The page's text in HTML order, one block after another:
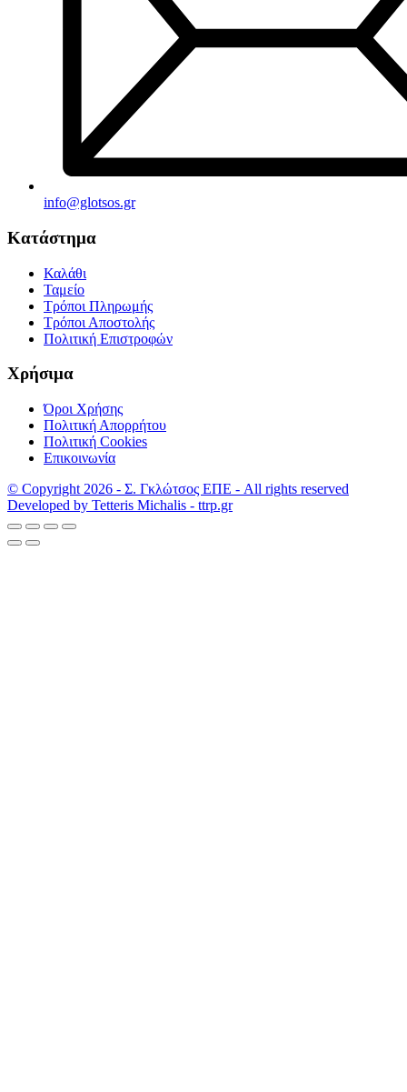
info@glotsos.gr
Κατάστημα
Καλάθι
Ταμείο
Τρόποι Πληρωμής
Τρόποι Αποστολής
Πολιτική Επιστροφών
Χρήσιμα
Όροι Χρήσης
Πολιτική Απορρήτου
Πολιτική Cookies
Επικοινωνία
© Copyright 2026 - Σ. Γκλώτσος ΕΠΕ - All rights reserved
Developed by Tetteris Michalis - ttrp.gr